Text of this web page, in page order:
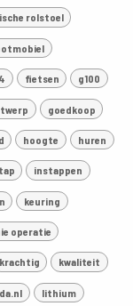
rolstoel
fietsen g100
goedkoop
hoogte huren
instappen
keuring
operatie
krachtig kwaliteit
lithium